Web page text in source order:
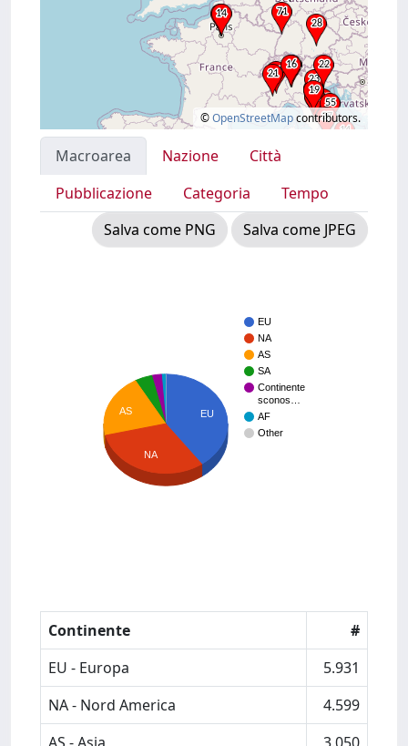
©OpenStreetMapcontributors.
Macroarea Nazione
Città
Pubblicazione
Categoria
Tempo
Salva come PNG
Salva come JPEG
EU
NA
AS
SA
Continente
sconos…
AF
Other
EU
AS
NA
Continente
#
EU - Europa
5.931
NA - Nord America
4.599